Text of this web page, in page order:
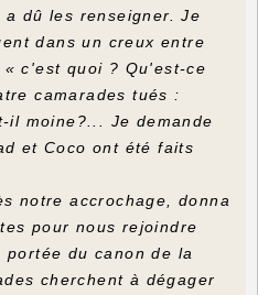
a dû les renseigner. Je
dans un creux entre
c'est quoi ? Qu'est-ce
camarades tués :
il moine?... Je demande
et Coco ont été faits
notre accrochage, donna
pour nous rejoindre
du canon de la
cherchent à dégager